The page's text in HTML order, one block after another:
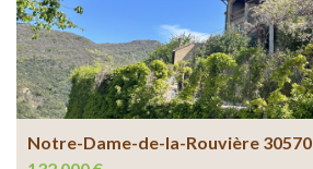
Notre-Dame-de-la-Rouvière 30570